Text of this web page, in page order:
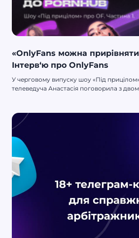
«OnlyFans можна
Інтерв‘ю про OnlyFans
У черговому випуску шоу «Під
телеведуча Анастасія поговорила з
чи такий легкий їхній терен, як здається.